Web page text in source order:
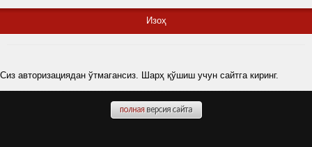
Изоҳ
Сиз авторизациядан ўтмагансиз. Шарҳ қўшиш учун сайтга киринг.